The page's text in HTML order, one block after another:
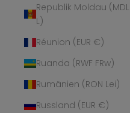
Republik Moldau (MDL
L)
Réunion (EUR €)
Ruanda (RWF FRw)
Rumänien (RON Lei)
Russland (EUR €)